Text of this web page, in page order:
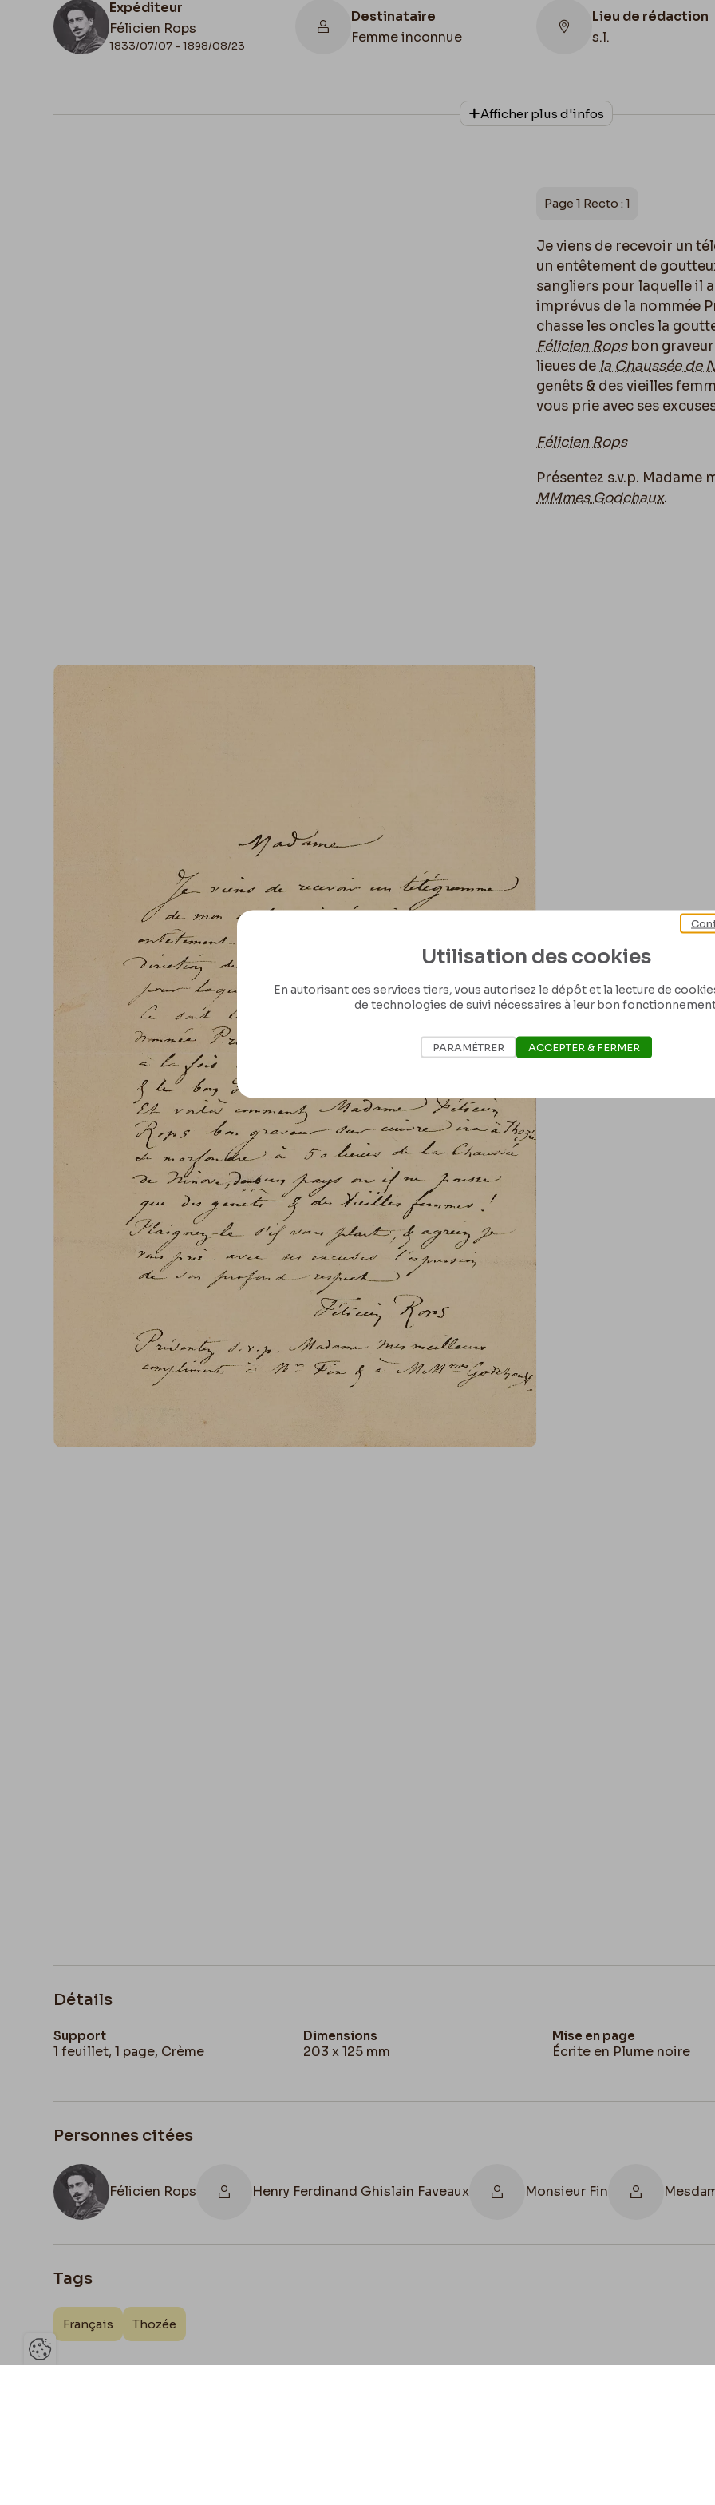
Expéditeur
Félicien Rops
1833/07/07 - 1898/08/23
Destinataire
Femme inconnue
Lieu de rédaction
s.l.
Belgique, Province de Namur, musée
Afficher plus d'infos
Page 1 Recto : 1
Je viens de recevoir un
un entêtement de
sangliers pour laquelle il
imprévus de la nommée
chasse les oncles la
Félicien Ropsbon graveur
lieues de la Chaussée de
genêts & des vieilles
vous prie avec ses
Félicien Rops
Présentez s.v.p.
MMmes Godchaux.
Détails
Support
1 feuillet, 1 page, Crème
Dimensions
203 x 125 mm
Mise en page
Écrite en Plume noire
Personnes citées
Félicien Rops Henry Ferdinand Ghislain Faveaux Monsieur Fin
Tags
Français Thozée
Ouvrir la barre de gestion des cookies
Utilisation des cookies
En autorisant ces services tiers, vous autorisez le dépôt et la lecture de
de technologies de suivi nécessaires à leur bon
PARAMÉTRER ACCEPTER & FERMER